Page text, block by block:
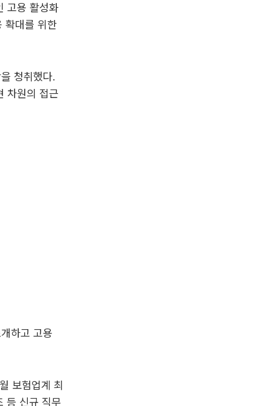
고용 활성화
확대를 위한
청취했다.
차원의 접근
하고 고용
보험업계 최
등 신규 직무